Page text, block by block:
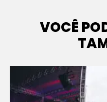
VOCÊ